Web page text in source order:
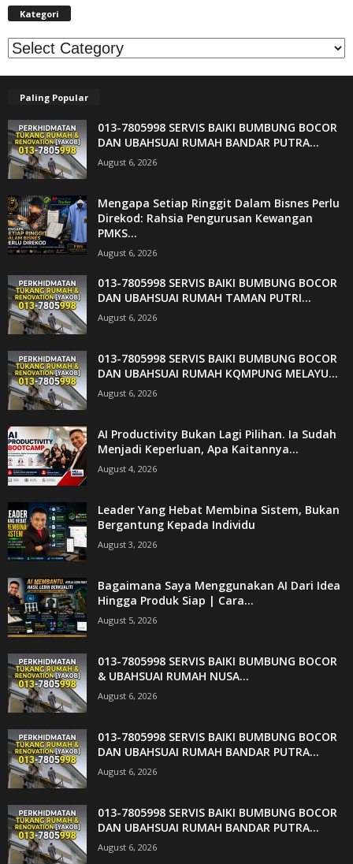
Kategori
Kategori
Paling Popular
013-7805998 SERVIS BAIKI BUMBUNG BOCOR
DAN UBAHSUAI RUMAH BANDAR PUTRA...
August 6, 2026
Mengapa Setiap Ringgit Dalam Bisnes Perlu
Direkod: Rahsia Pengurusan Kewangan
PMKS...
August 6, 2026
013-7805998 SERVIS BAIKI BUMBUNG BOCOR
DAN UBAHSUAI RUMAH TAMAN PUTRI...
August 6, 2026
013-7805998 SERVIS BAIKI BUMBUNG BOCOR
DAN UBAHSUAI RUMAH KQMPUNG MELAYU...
August 6, 2026
AI Productivity Bukan Lagi Pilihan. Ia Sudah
Menjadi Keperluan, Apa Kaitannya...
August 4, 2026
Leader Yang Hebat Membina Sistem, Bukan
Bergantung Kepada Individu
August 3, 2026
Bagaimana Saya Menggunakan AI Dari Idea
Hingga Produk Siap | Cara...
August 5, 2026
013-7805998 SERVIS BAIKI BUMBUNG BOCOR
& UBAHSUAI RUMAH NUSA...
August 6, 2026
013-7805998 SERVIS BAIKI BUMBUNG BOCOR
DAN UBAHSUAI RUMAH BANDAR PUTRA...
August 6, 2026
013-7805998 SERVIS BAIKI BUMBUNG BOCOR
DAN UBAHSUAI RUMAH BANDAR PUTRA...
August 6, 2026